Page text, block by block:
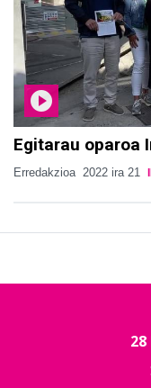
Egitarau oparoa
Erredakzioa 2022 ira 21